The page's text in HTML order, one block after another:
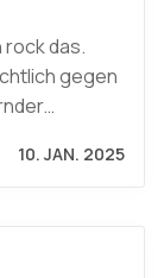
das.
gegen
10. JAN. 2025